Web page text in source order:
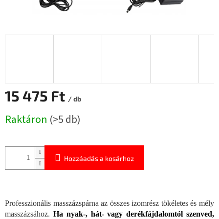
15 475 Ft / db
Raktáron (>5 db)
Hozzáadás a kosárhoz
Professzionális masszázspárna az összes izomrész tökéletes és mély
masszázsához. Ha nyak-, hát- vagy derékfájdalomtól szenved,